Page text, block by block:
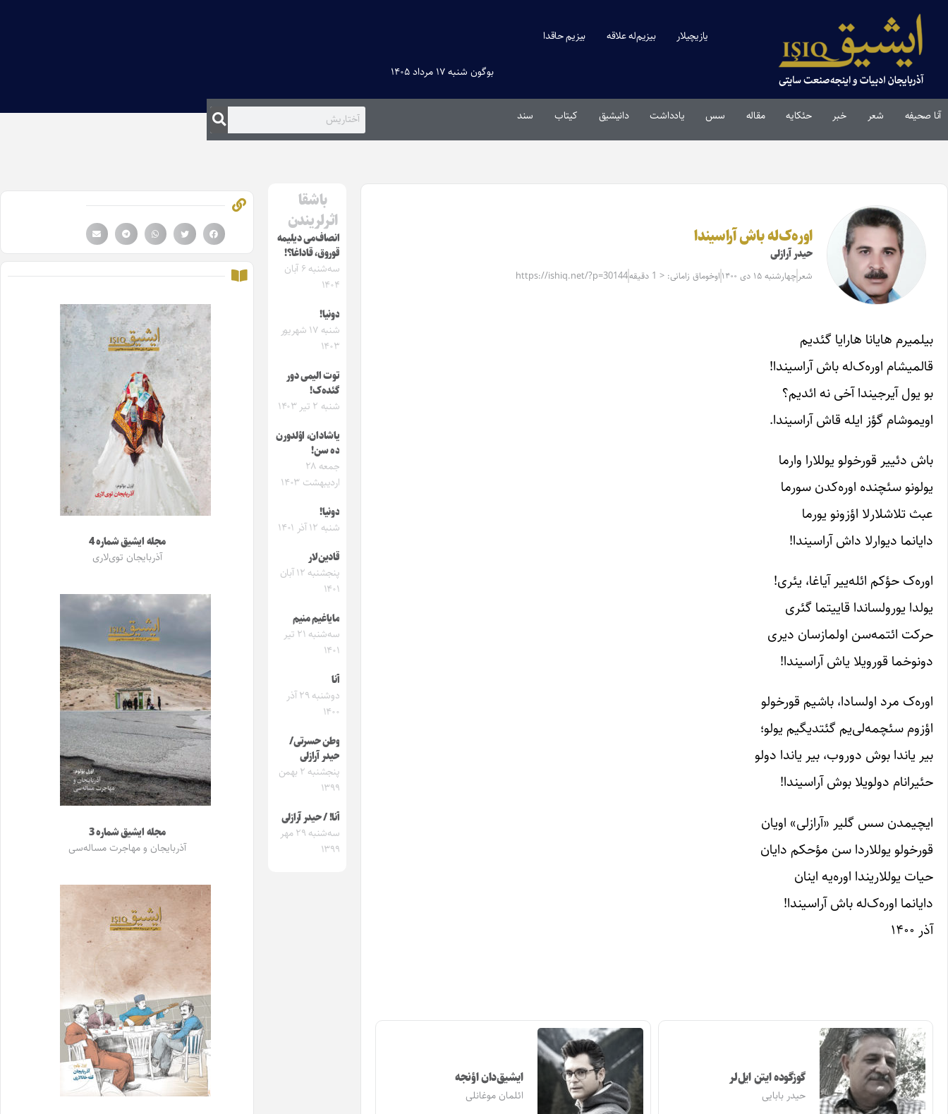
یازیچیلار بیزیم‌له علاقه بیزیم حاقدا
بوگون شنبه ۱۷ مرداد ۱۴۰۵
آنا صحیفه شعر خبر حئکایه مقاله‌ سس یادداشت دانیشیق کیتاب سند
اوره‌ک‌له باش آراسیندا
حیدر آرازلی
شعر چهارشنبه ۱۵ دی ۱۴۰۰ اوخوماق زامانی: < 1 دقیقه https://ishiq.net/?p=30144
بیلمیرم هایانا هارایا گئدیم
قالمیشام اوره‌ک‌له باش آراسیندا!
بو یول آیرجیندا آخی نه ائدیم؟
اویموشام گؤز ایله قاش آراسیندا.
باش دئییر قورخولو یوللارا وارما
یولونو سئچنده اوره‌کدن سورما
عبث تلاشلارلا اؤزونو یورما
دایانما دیوارلا داش آراسیندا!
اوره‌ک حؤکم ائله‌ییر آیاغا، یئری!
یولدا یورولساندا قاییتما گئری
حرکت ائتمه‌سن اولمازسان دیری
دونوخما قورویلا یاش آراسیندا!
اوره‌ک مرد اولسادا، باشیم قورخولو
اؤزوم سئچمه‌لی‌یم گئتدیگیم یولو؛
بیر یاندا بوش دوروب، بیر یاندا دولو
حئیرانام دولویلا بوش آراسیندا!
ایچیمدن سس گلیر «آرازلی» اویان
قورخولو یوللاردا سن مؤحکم دایان
حیات یوللاریندا اوره‌یه اینان
دایانما اوره‌ک‌له باش آراسیندا!
آذر ۱۴۰۰
گوزگوده ایتن ایل‌لر
حیدر بابایی
ایشیق‌دان اؤنجه
ائلمان موغانلی
باشقا
اثرلریندن
انصاف‌می دیلیمه
قوروق، قاداغا؟!
سه‌شنبه ۶ آبان
۱۴۰۴
دونیا!
شنبه ۱۷ شهریور
۱۴۰۳
توت الیمی دور
گئده‌ک!
شنبه ۲ تیر ۱۴۰۳
یاشادان، اؤلدورن
‌ده سن!
جمعه ۲۸
اردیبهشت ۱۴۰۳
دونیا!
شنبه ۱۲ آذر ۱۴۰۱
قادین‌لار
پنجشنبه ۱۲ آبان
۱۴۰۱
مایاغیم منیم
سه‌شنبه ۲۱ تیر
۱۴۰۱
آنا
دوشنبه ۲۹ آذر
۱۴۰۰
وطن حسرتی/
حیدر آرازلی
پنجشنبه ۲ بهمن
۱۳۹۹
آنا! / حیدر آرازلی
سه‌شنبه ۲۹ مهر
۱۳۹۹
مجله ایشیق شماره 4
آذربایجان توی‌لاری
مجله ایشیق شماره 3
آذربایجان و مهاجرت مساله‌سی